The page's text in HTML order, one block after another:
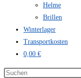
Helme
Brillen
Winterlager
Transportkosten
0,00 €